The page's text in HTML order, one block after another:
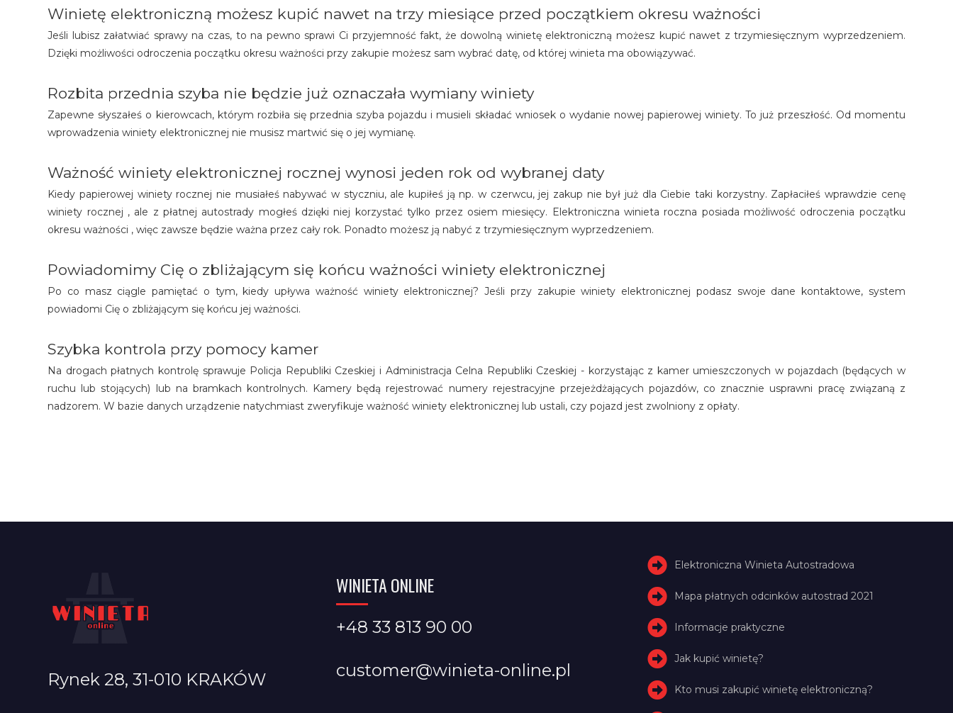
Winietę elektroniczną możesz kupić nawet na trzy miesiące przed początkiem okresu ważności
Jeśli lubisz załatwiać sprawy na czas, to na pewno sprawi Ci przyjemność fakt, że dowolną winietę elektroniczną możesz kupić nawet z trzymiesięcznym wyprzedzeniem.
Dzięki możliwości odroczenia początku okresu ważności przy zakupie możesz sam wybrać datę, od której winieta ma obowiązywać.
Rozbita przednia szyba nie będzie już oznaczała wymiany winiety
Zapewne słyszałeś o kierowcach, którym rozbiła się przednia szyba pojazdu i musieli składać wniosek o wydanie nowej papierowej winiety. To już przeszłość. Od momentu
wprowadzenia winiety elektronicznej nie musisz martwić się o jej wymianę.
Ważność winiety elektronicznej rocznej wynosi jeden rok od wybranej daty
Kiedy papierowej winiety rocznej nie musiałeś nabywać w styczniu, ale kupiłeś ją np. w czerwcu, jej zakup nie był już dla Ciebie taki korzystny. Zapłaciłeś wprawdzie cenę
winiety rocznej , ale z płatnej autostrady mogłeś dzięki niej korzystać tylko przez osiem miesięcy. Elektroniczna winieta roczna posiada możliwość odroczenia początku
okresu ważności , więc zawsze będzie ważna przez cały rok. Ponadto możesz ją nabyć z trzymiesięcznym wyprzedzeniem.
Powiadomimy Cię o zbliżającym się końcu ważności winiety elektronicznej
Po co masz ciągle pamiętać o tym, kiedy upływa ważność winiety elektronicznej? Jeśli przy zakupie winiety elektronicznej podasz swoje dane kontaktowe, system
powiadomi Cię o zbliżającym się końcu jej ważności.
Szybka kontrola przy pomocy kamer
Na drogach płatnych kontrolę sprawuje Policja Republiki Czeskiej i Administracja Celna Republiki Czeskiej - korzystając z kamer umieszczonych w pojazdach (będących w
ruchu lub stojących) lub na bramkach kontrolnych. Kamery będą rejestrować numery rejestracyjne przejeżdżających pojazdów, co znacznie usprawni pracę związaną z
nadzorem. W bazie danych urządzenie natychmiast zweryfikuje ważność winiety elektronicznej lub ustali, czy pojazd jest zwolniony z opłaty.
Rynek 28, 31-010 KRAKÓW
WINIETA ONLINE
+48 33 813 90 00
customer@winieta-online.pl
Elektroniczna Winieta Autostradowa
Mapa płatnych odcinków autostrad 2021
Informacje praktyczne
Jak kupić winietę?
Kto musi zakupić winietę elektroniczną?